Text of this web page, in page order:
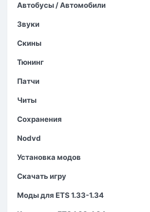
Автобусы / Автомобили
Звуки
Скины
Тюнинг
Патчи
Читы
Сохранения
Nodvd
Установка модов
Скачать игру
Моды для ETS 1.33-1.34